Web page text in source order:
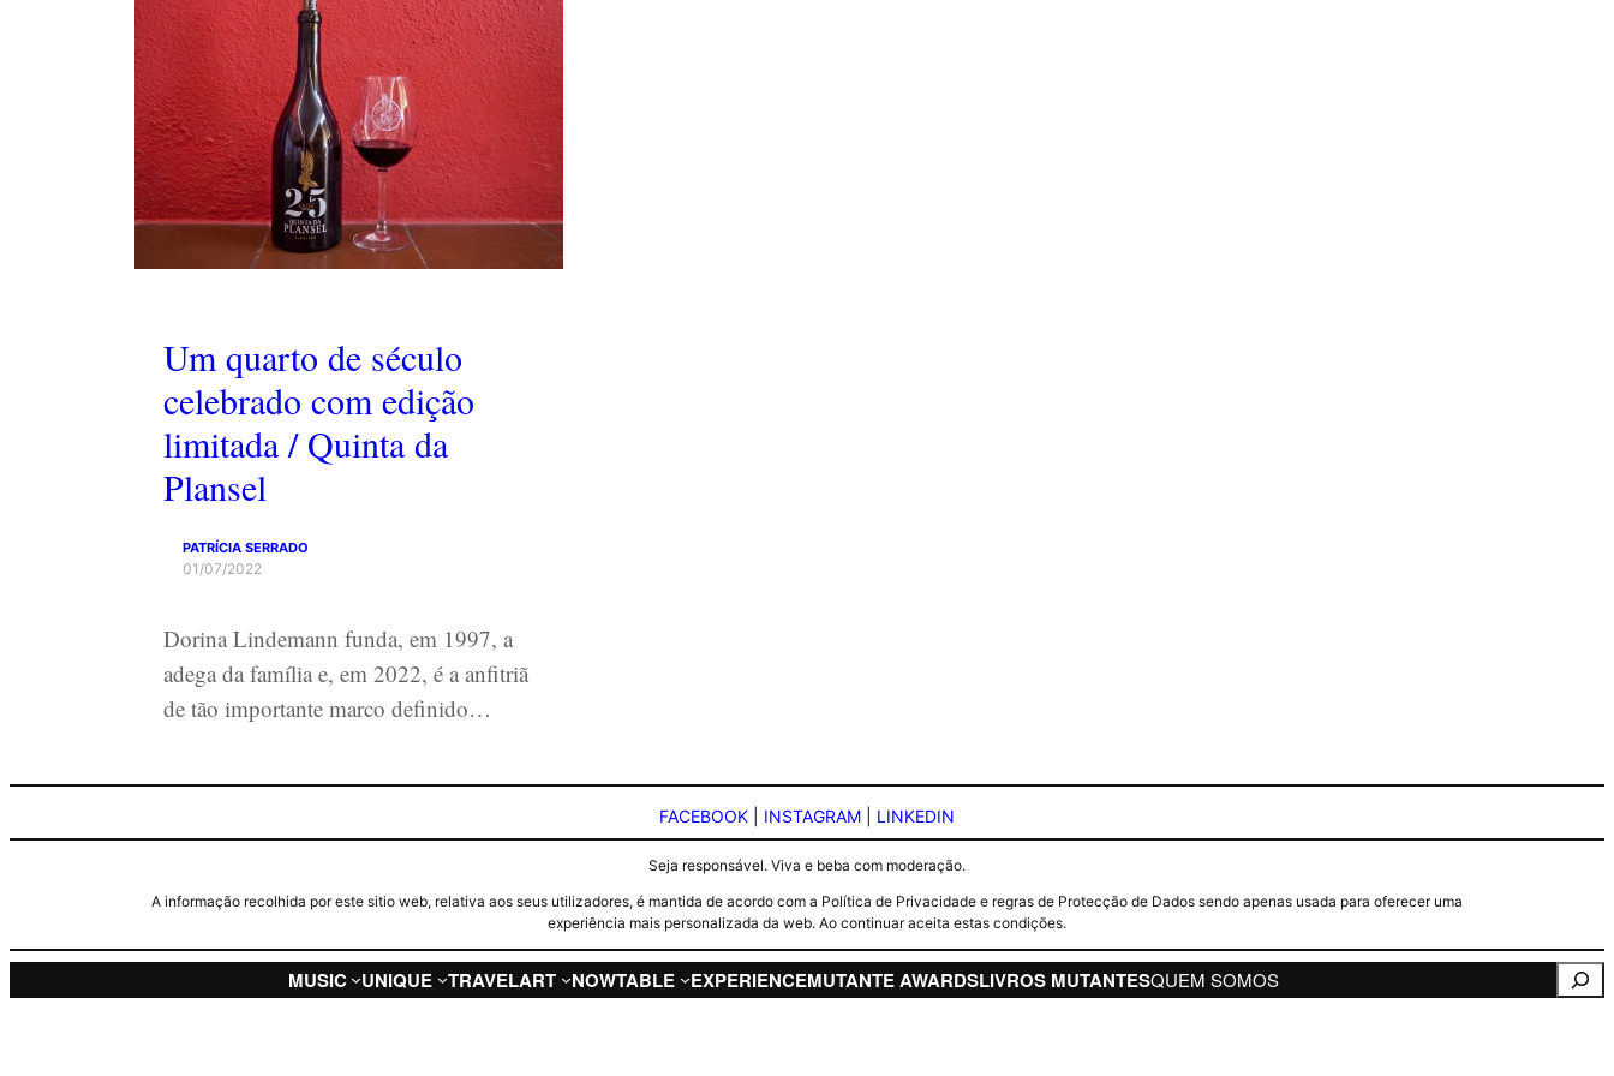
Um quarto de século
celebrado com edição
limitada / Quinta da
Plansel
PATRÍCIA SERRADO
01/07/2022
Dorina Lindemann funda, em 1997, a
adega da família e, em 2022, é a anfitriã
de tão importante marco definido…
FACEBOOK INSTAGRAM LINKEDIN
Seja responsável. Viva e beba com moderação.
A informação recolhida por este sitio web, relativa aos seus utilizadores, é mantida de acordo com a Política de Privacidade e regras de Protecção de Dados sendo apenas usada para oferecer uma
experiência mais personalizada da web. Ao continuar aceita estas condições.
MUSIC UNIQUE TRAVELART NOWTABLE EXPERIENCEMUTANTE AWARDSLIVROS MUTANTESQUEM SOMOS